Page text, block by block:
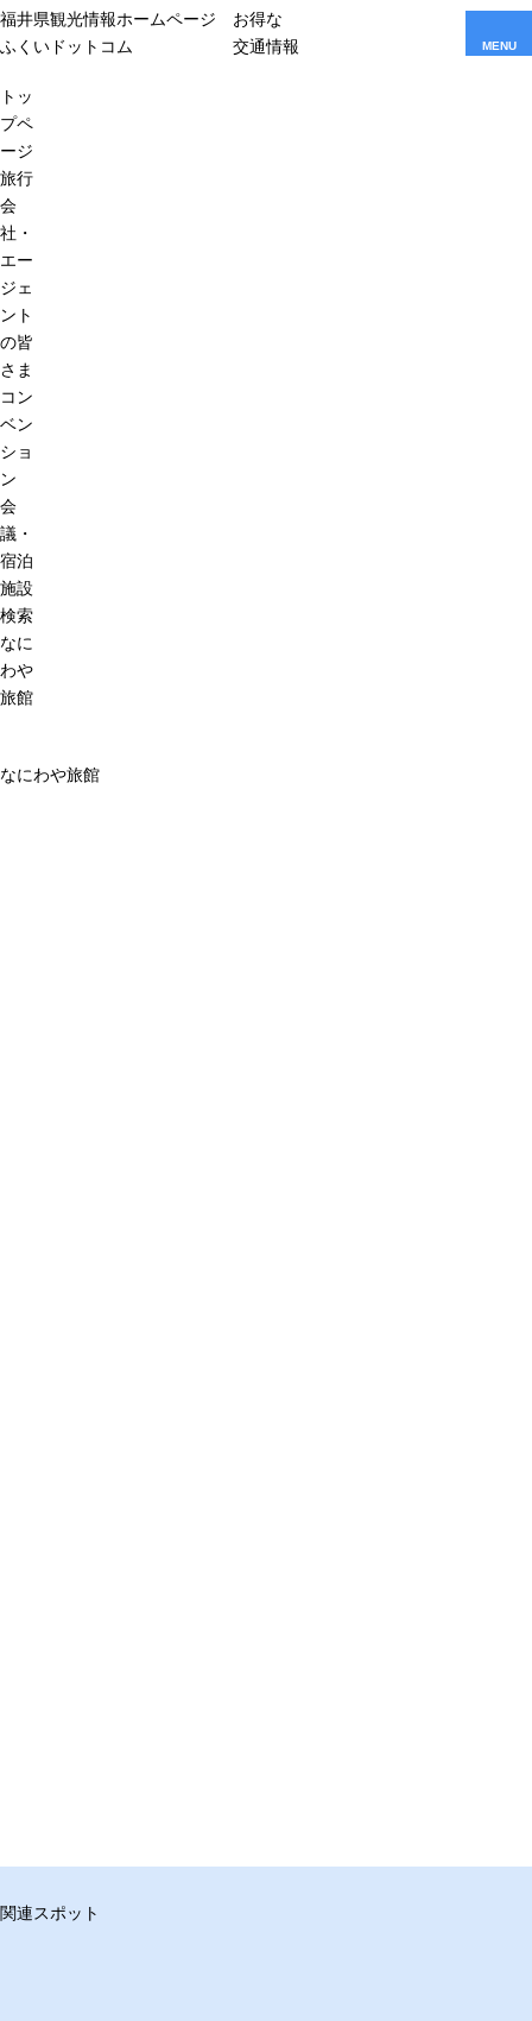
福井県観光情報ホームページ
ふくいドットコム
お得な
交通情報
MENU
トッ
プペ
ージ
旅行
会
社・
エー
ジェ
ント
の皆
さま
コン
ベン
ショ
ン
会
議・
宿泊
施設
検索
なに
わや
旅館
なにわや旅館
関連スポット